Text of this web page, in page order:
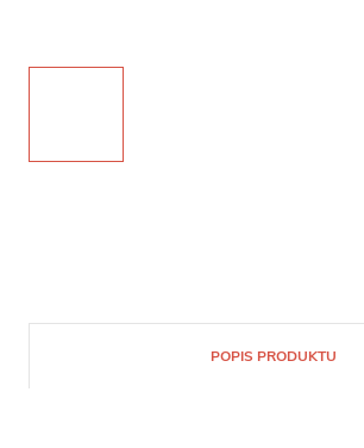
POPIS PRODUKTU